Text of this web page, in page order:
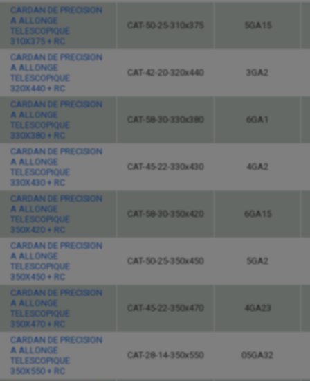
CARDAN DE PRECISION
A ALLONGE
TELESCOPIQUE
310X375 + RC
CAT-50-25-310x375 5GA15
CARDAN DE PRECISION
A ALLONGE
TELESCOPIQUE
320X440 + RC
CAT-42-20-320x440 3GA2
CARDAN DE PRECISION
A ALLONGE
TELESCOPIQUE
330X380 + RC
CAT-58-30-330x380 6GA1
CARDAN DE PRECISION
A ALLONGE
TELESCOPIQUE
330X430 + RC
CAT-45-22-330x430 4GA2
CARDAN DE PRECISION
A ALLONGE
TELESCOPIQUE
350X420 + RC
CAT-58-30-350x420 6GA15
CARDAN DE PRECISION
A ALLONGE
TELESCOPIQUE
350X450 + RC
CAT-50-25-350x450 5GA2
CARDAN DE PRECISION
A ALLONGE
TELESCOPIQUE
350X470 + RC
CAT-45-22-350x470 4GA23
CARDAN DE PRECISION
A ALLONGE
TELESCOPIQUE
350X550 + RC
CAT-28-14-350x550 05GA32